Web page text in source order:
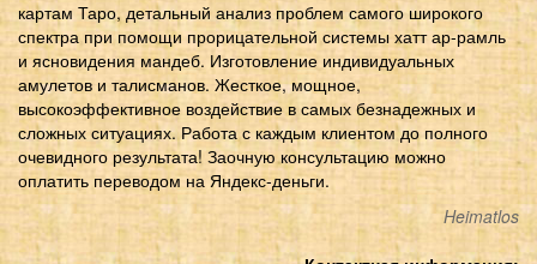
картам Таро, детальный анализ проблем самого широкого
спектра при помощи прорицательной системы хатт ар-рамль
и ясновидения мандеб. Изготовление индивидуальных
амулетов и талисманов. Жесткое, мощное,
высокоэффективное воздействие в самых безнадежных и
сложных ситуациях. Работа с каждым клиентом до полного
очевидного результата! Заочную консультацию можно
оплатить переводом на Яндекс-деньги.
Heimatlos